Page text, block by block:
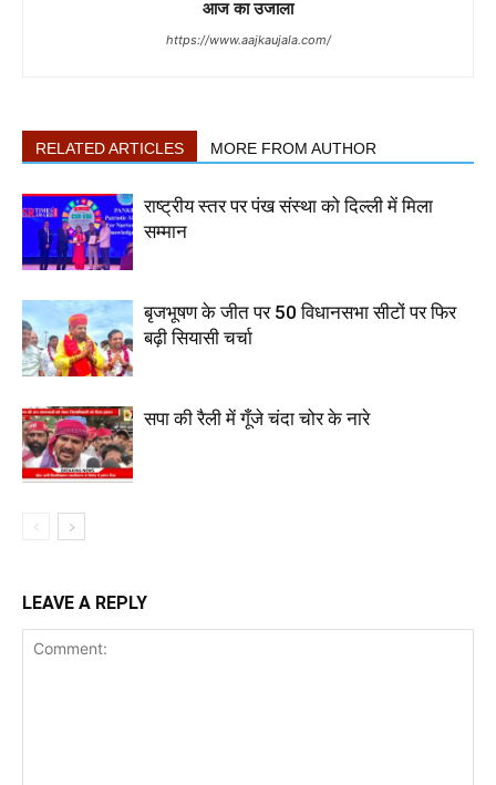
आज का उजाला
https://www.aajkaujala.com/
RELATED ARTICLES MORE FROM AUTHOR
राष्ट्रीय स्तर पर पंख संस्था को दिल्ली में मिला
सम्मान
बृजभूषण के जीत पर 50 विधानसभा सीटों पर फिर
बढ़ी सियासी चर्चा
सपा की रैली में गूँजे चंदा चोर के नारे
LEAVE A REPLY